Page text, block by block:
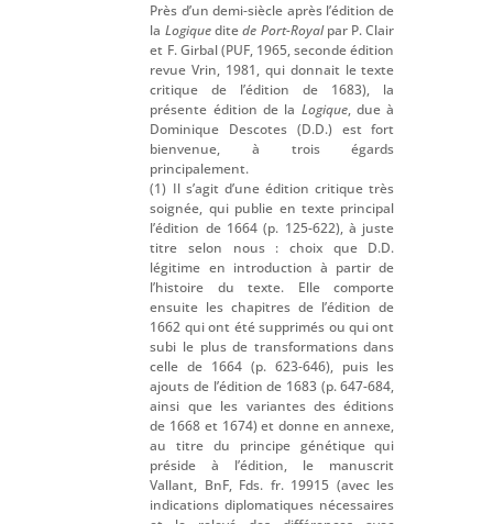
Près d’un demi-siècle après l’édition de
la Logiqueditede Port-Royalpar P. Clair
et F. Girbal (PUF, 1965, seconde édition
revue Vrin, 1981, qui donnait le texte
critique de l’édition de 1683), la
présente édition de la Logique, due à
Dominique Descotes (D.D.) est fort
bienvenue, à trois égards
principalement.
(1) Il s’agit d’une édition critique très
soignée, qui publie en texte principal
l’édition de 1664 (p. 125-622), à juste
titre selon nous : choix que D.D.
légitime en introduction à partir de
l’histoire du texte. Elle comporte
ensuite les chapitres de l’édition de
1662 qui ont été supprimés ou qui ont
subi le plus de transformations dans
celle de 1664 (p. 623-646), puis les
ajouts de l’édition de 1683 (p. 647-684,
ainsi que les variantes des éditions
de 1668 et 1674) et donne en annexe,
au titre du principe génétique qui
préside à l’édition, le manuscrit
Vallant, BnF, Fds. fr. 19915 (avec les
indications diplomatiques nécessaires